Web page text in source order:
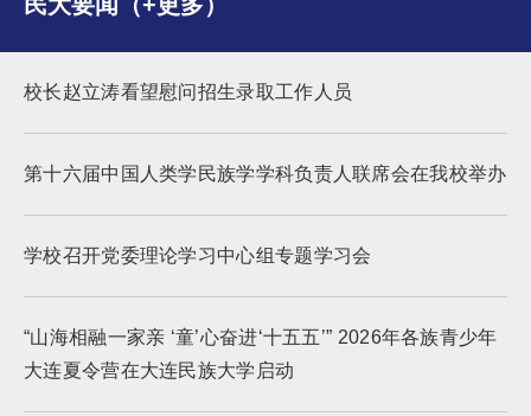
校长赵立涛看望慰问招生录取工作人员
第十六届中国人类学民族学学科负责人联席会在我校举办
学校召开党委理论学习中心组专题学习会
“山海相融一家亲 ‘童’心奋进‘十五五’” 2026年各族青少年
大连夏令营在大连民族大学启动